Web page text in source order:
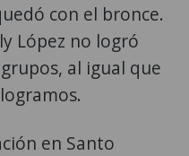
con el bronce.
López no logró
al igual que
en Santo